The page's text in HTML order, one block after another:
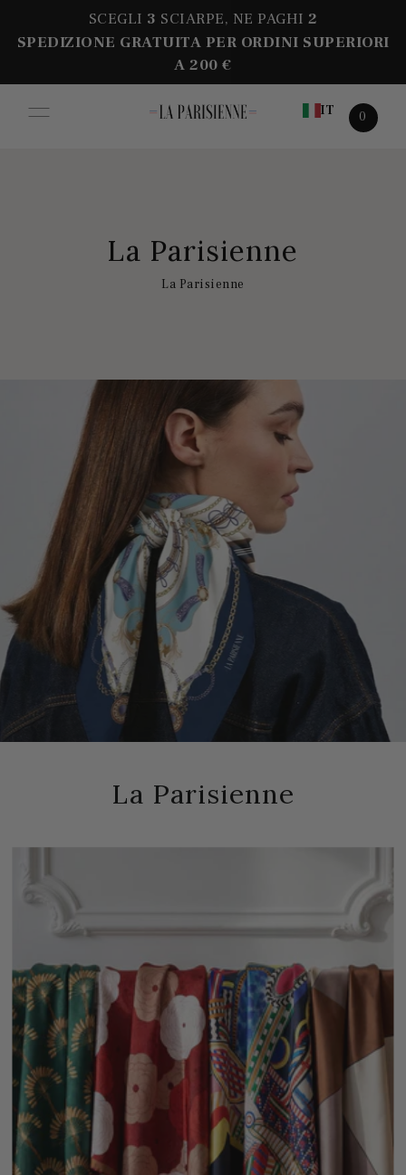
SCEGLI 3 SCIARPE, NE PAGHI 2
SPEDIZIONE GRATUITA PER ORDINI SUPERIORI
A 200 €
IT 0
La Parisienne
La Parisienne
La Parisienne